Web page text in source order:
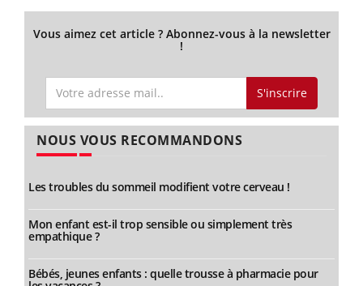
Vous aimez cet article ? Abonnez-vous à la newsletter
!
S'inscrire
NOUS VOUS RECOMMANDONS
Les troubles du sommeil modifient votre cerveau !
Mon enfant est-il trop sensible ou simplement très
empathique ?
Bébés, jeunes enfants : quelle trousse à pharmacie pour